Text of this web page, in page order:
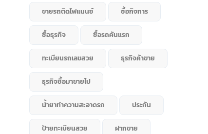
ขายรถติดไฟแนนซ์ ซื้อกิจการ
ซื้อธุรกิจ ซื้อรถคันแรก
ทะเบียนรถเลขสวย ธุรกิจค้าขาย
ธุรกิจซื้อมาขายไป
น้ำยาทำความสะอาดรถ ประกัน
ป้ายทะเบียนสวย ฝากขาย